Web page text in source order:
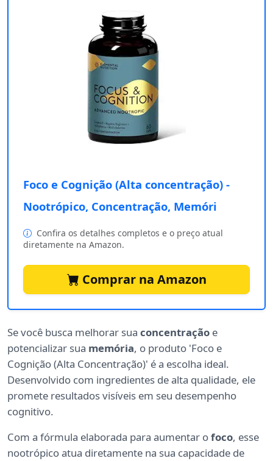
Foco e Cognição (Alta concentração) -
Nootrópico, Concentração, Memóri
Confira os detalhes completos e o preço atual
diretamente na Amazon.
Comprar na Amazon
Se você busca melhorar sua concentração e
potencializar sua memória, o produto 'Foco e
Cognição (Alta Concentração)' é a escolha ideal.
Desenvolvido com ingredientes de alta qualidade, ele
promete resultados visíveis em seu desempenho
cognitivo.
Com a fórmula elaborada para aumentar ofoco, esse
nootrópico atua diretamente na sua capacidade de